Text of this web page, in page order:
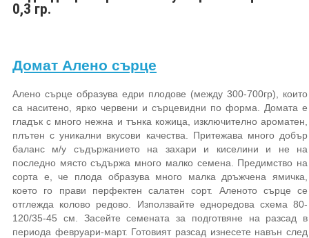
0,3 гр.
Домат Алено сърце
Алено сърце образува едри плодове (между 300-700гр), които
са наситено, ярко червени и сърцевидни по форма. Домата е
гладък с много нежна и тънка кожица, изключително ароматен,
плътен с уникални вкусови качества. Притежава много добър
баланс м/у съдържанието на захари и киселини и не на
последно място съдържа много малко семена. Предимство на
сорта е, че плода образува много малка дръжчена ямичка,
което го прави перфектен салатен сорт. Аленото сърце се
отглежда колово редово. Използвайте едноредова схема 80-
120/35-45 см. Засейте семената за подготвяне на разсад в
периода февруари-март. Готовият разсад изнесете навън след